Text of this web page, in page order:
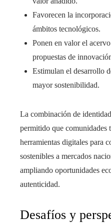
Favorecen la
ámbitos tecnológicos.
Ponen en valor el
propuestas de
Estimulan el desarrollo
mayor sostenibilidad.
La combinación de
permitido que comunidades
herramientas digitales para
sostenibles a mercados
ampliando oportunidades
autenticidad.
Desafíos y